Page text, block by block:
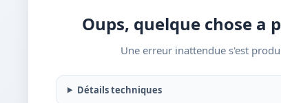
Oups, quelque chose a
Une erreur inattendue s'est
Détails techniques